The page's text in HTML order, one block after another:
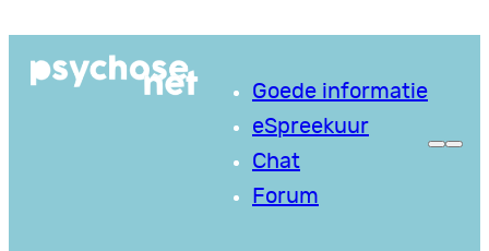
naar
Goede informatie
eSpreekuur
Chat
Forum